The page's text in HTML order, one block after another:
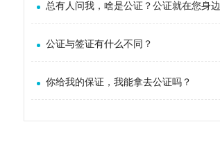
总有人问我，啥是公证？公证就在您身边
公证与签证有什么不同？
你给我的保证，我能拿去公证吗？